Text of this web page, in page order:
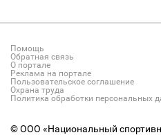
Помощь
Обратная связь
О портале
Реклама на портале
Пользовательское соглашение
Охрана труда
Политика обработки персональных
© ООО «Национальный